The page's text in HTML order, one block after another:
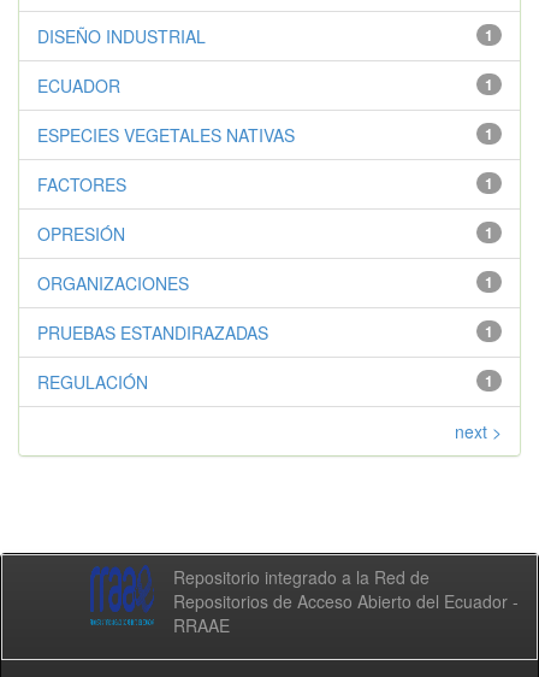
1
DISEÑO INDUSTRIAL
1
ECUADOR
1
ESPECIES VEGETALES NATIVAS
1
FACTORES
1
OPRESIÓN
1
ORGANIZACIONES
1
PRUEBAS ESTANDIRAZADAS
1
REGULACIÓN
next >
Repositorio integrado a la Red de
Repositorios de Acceso Abierto del Ecuador -
RRAAE